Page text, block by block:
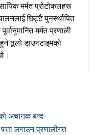
मर्मत प्रोटोकलहरू
छिट्टै पुनर्स्थापित
मर्मत प्रणाली
ठूलो डाउनटाइमको
अचानक बन्द
लगाउन प्रणालीगत